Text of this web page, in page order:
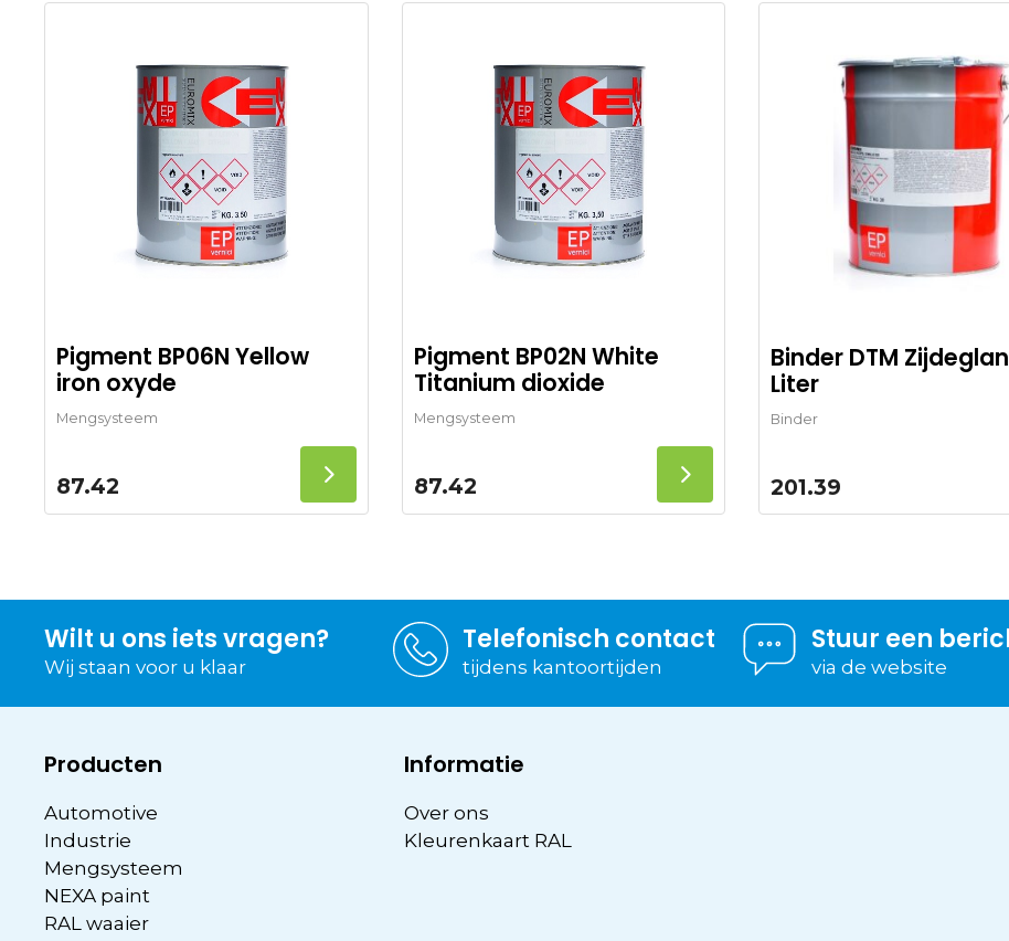
Pigment BP06N Yellow
iron oxyde
Mengsysteem
87.42
Pigment BP02N White
Titanium dioxide
Mengsysteem
87.42
Binder DTM
Liter
Binder
201.39
Wilt u ons iets vragen?
Wij staan voor u klaar
Telefonisch contact
tijdens kantoortijden
Stuur een
via de website
Producten
Automotive
Industrie
Mengsysteem
NEXA paint
RAL waaier
Informatie
Over ons
Kleurenkaart RAL